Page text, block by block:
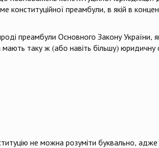
конституційної преамбули, в якій в
преамбули Основного Закону України,
таку ж (або навіть більшу) юридичну
не можна розуміти буквально, адже в